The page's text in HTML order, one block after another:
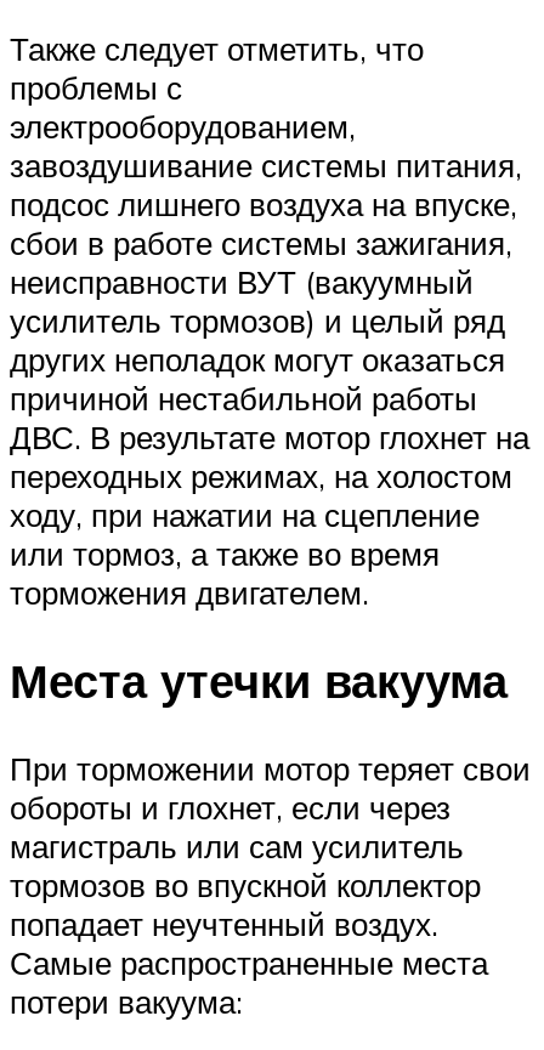
Также следует отметить, что
проблемы с
электрооборудованием,
завоздушивание системы питания,
подсос лишнего воздуха на впуске,
сбои в работе системы зажигания,
неисправности ВУТ (вакуумный
усилитель тормозов) и целый ряд
других неполадок могут оказаться
причиной нестабильной работы
ДВС. В результате мотор глохнет на
переходных режимах, на холостом
ходу, при нажатии на сцепление
или тормоз, а также во время
торможения двигателем.
Места утечки вакуума
При торможении мотор теряет свои
обороты и глохнет, если через
магистраль или сам усилитель
тормозов во впускной коллектор
попадает неучтенный воздух.
Самые распространенные места
потери вакуума: